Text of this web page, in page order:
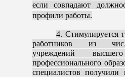
если совпадают
профили работы.
4. Стимулируется
работников из
учреждений
профессионального
специалистов получили